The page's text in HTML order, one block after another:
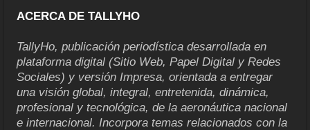
ACERCA DE TALLYHO
TallyHo, publicación periodística desarrollada en
plataforma digital (Sitio Web, Papel Digital y Redes
Sociales) y versión Impresa, orientada a entregar
una visión global, integral, entretenida, dinámica,
profesional y tecnológica, de la aeronáutica nacional
e internacional. Incorpora temas relacionados con la